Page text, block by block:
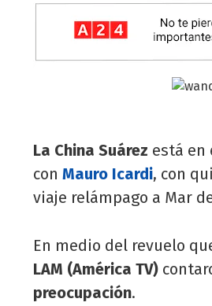
La China Suárez está en
con Mauro Icardi, con
viaje relámpago a Mar
En medio del revuelo
LAM (América TV)
preocupación.